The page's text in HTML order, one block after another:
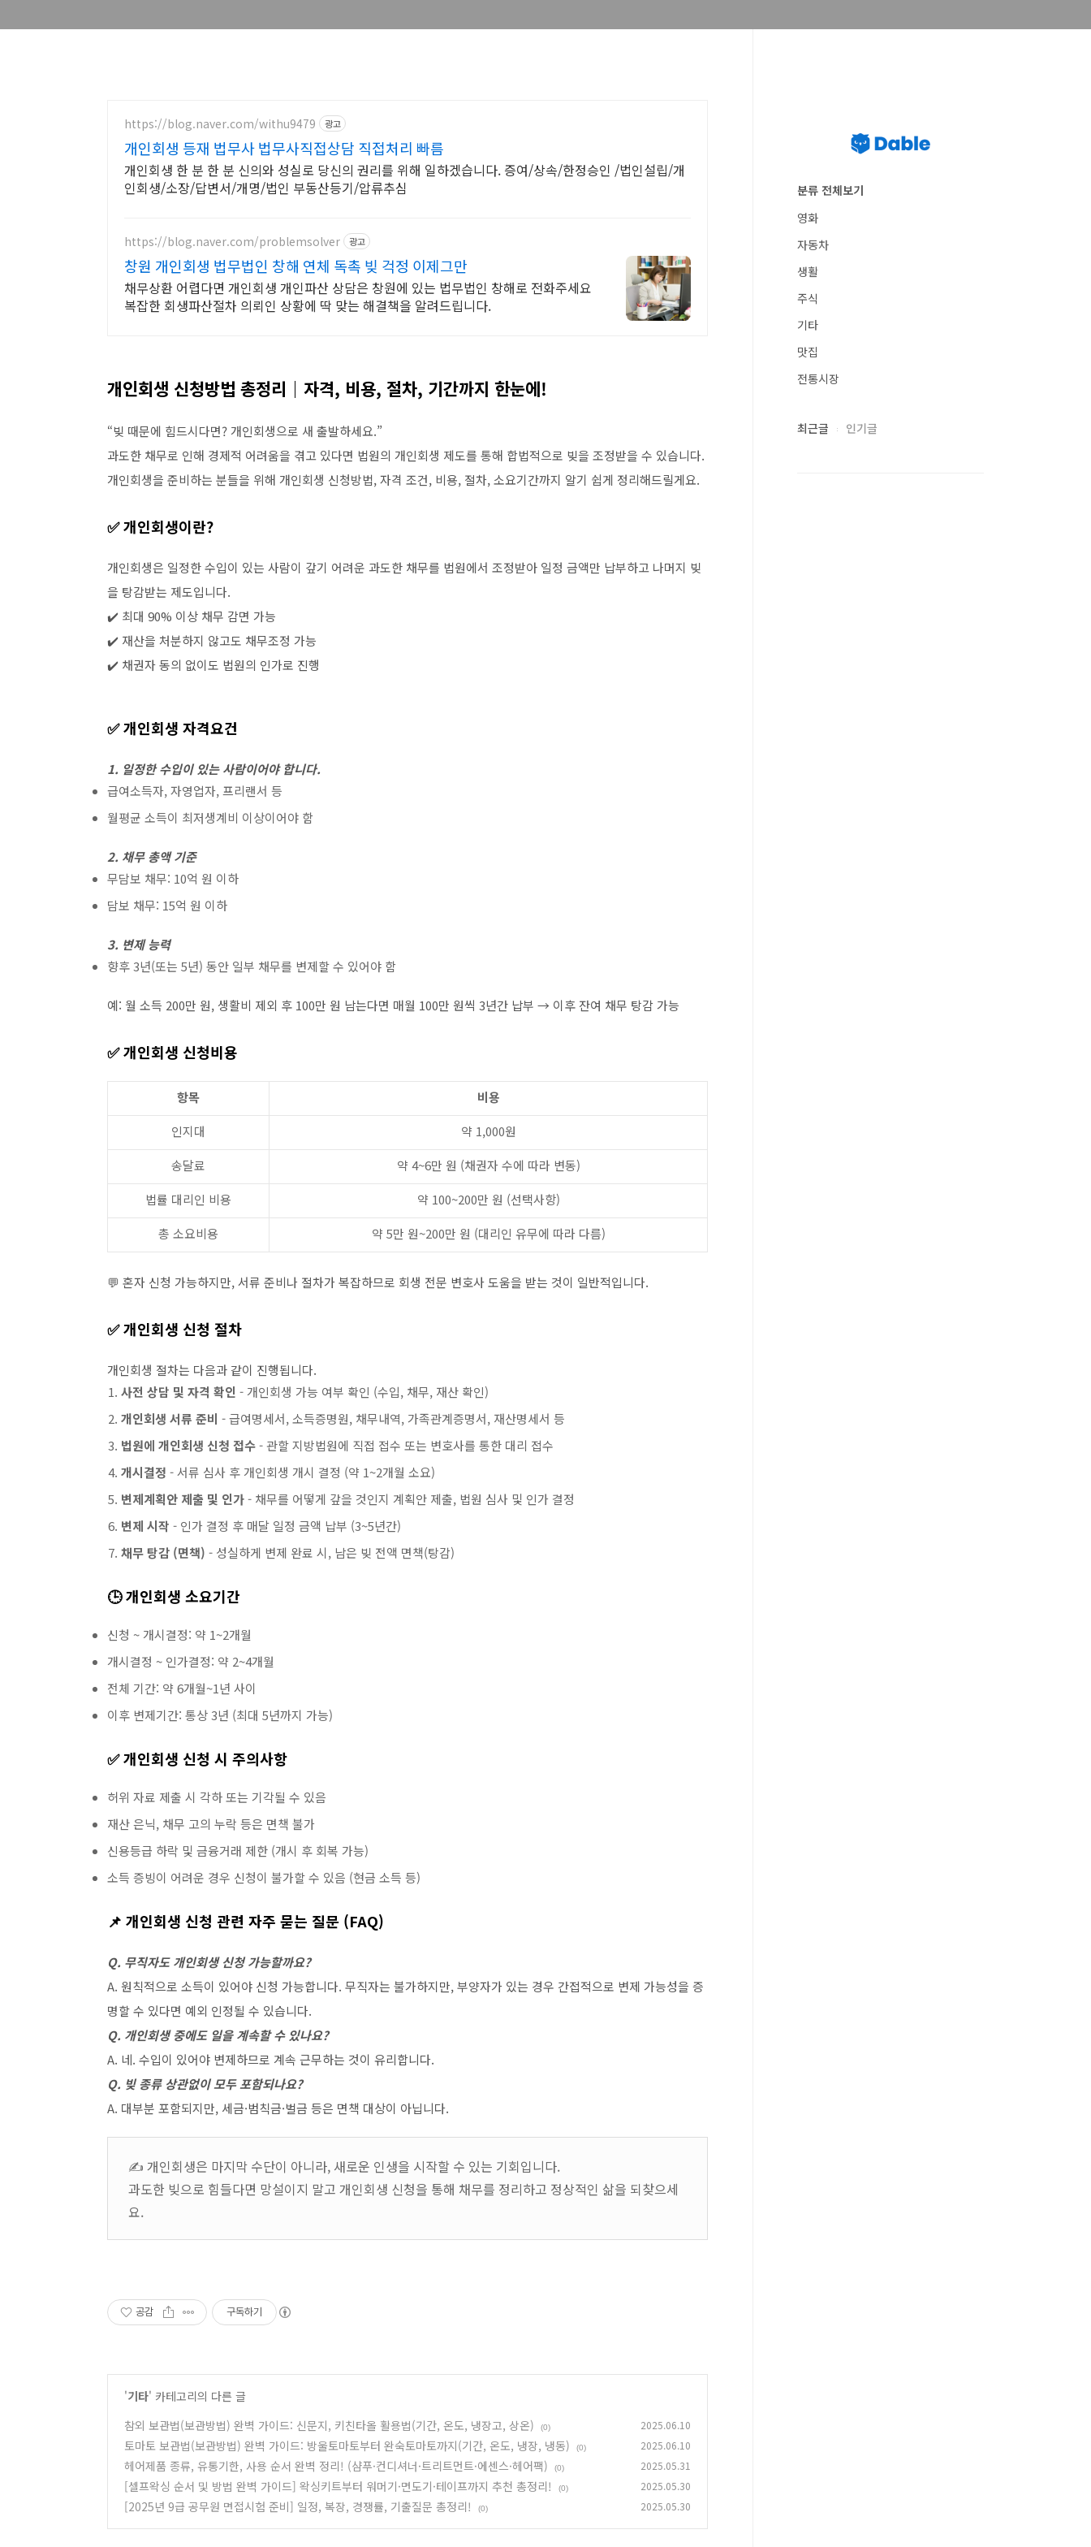
https://blog.naver.com/withu9479 광고
개인회생 등재 법무사 법무사직접상담 직접처리 빠름
개인회생 한 분 한 분 신의와 성실로 당신의 권리를 위해 일하겠습니다. 증여/상속/한정승인 /법인설립/개
인회생/소장/답변서/개명/법인 부동산등기/압류추심
https://blog.naver.com/problemsolver 광고
창원 개인회생 법무법인 창해 연체 독촉 빚 걱정 이제그만
채무상환 어렵다면 개인회생 개인파산 상담은 창원에 있는 법무법인 창해로 전화주세요
복잡한 회생파산절차 의뢰인 상황에 딱 맞는 해결책을 알려드립니다.
개인회생 신청방법 총정리｜자격, 비용, 절차, 기간까지 한눈에!
“빚 때문에 힘드시다면? 개인회생으로 새 출발하세요.”
과도한 채무로 인해 경제적 어려움을 겪고 있다면 법원의 개인회생 제도를 통해 합법적으로 빚을 조정받을 수 있습니다.
개인회생을 준비하는 분들을 위해 개인회생 신청방법, 자격 조건, 비용, 절차, 소요기간까지 알기 쉽게 정리해드릴게요.
✅ 개인회생이란?
개인회생은 일정한 수입이 있는 사람이 갚기 어려운 과도한 채무를 법원에서 조정받아 일정 금액만 납부하고 나머지 빚
을 탕감받는 제도입니다.
✔️ 최대 90% 이상 채무 감면 가능
✔️ 재산을 처분하지 않고도 채무조정 가능
✔️ 채권자 동의 없이도 법원의 인가로 진행
✅ 개인회생 자격요건
1. 일정한 수입이 있는 사람이어야 합니다.
급여소득자, 자영업자, 프리랜서 등
월평균 소득이 최저생계비 이상이어야 함
2. 채무 총액 기준
무담보 채무: 10억 원 이하
담보 채무: 15억 원 이하
3. 변제 능력
향후 3년(또는 5년) 동안 일부 채무를 변제할 수 있어야 함
예: 월 소득 200만 원, 생활비 제외 후 100만 원 남는다면 매월 100만 원씩 3년간 납부 → 이후 잔여 채무 탕감 가능
✅ 개인회생 신청비용
항목
비용
인지대
약 1,000원
송달료
약 4~6만 원 (채권자 수에 따라 변동)
법률 대리인 비용
약 100~200만 원 (선택사항)
총 소요비용
약 5만 원~200만 원 (대리인 유무에 따라 다름)
💬 혼자 신청 가능하지만, 서류 준비나 절차가 복잡하므로 회생 전문 변호사 도움을 받는 것이 일반적입니다.
✅ 개인회생 신청 절차
개인회생 절차는 다음과 같이 진행됩니다.
사전 상담 및 자격 확인 - 개인회생 가능 여부 확인 (수입, 채무, 재산 확인)
개인회생 서류 준비 - 급여명세서, 소득증명원, 채무내역, 가족관계증명서, 재산명세서 등
법원에 개인회생 신청 접수- 관할 지방법원에 직접 접수 또는 변호사를 통한 대리 접수
개시결정 - 서류 심사 후 개인회생 개시 결정 (약 1~2개월 소요)
변제계획안 제출 및 인가- 채무를 어떻게 갚을 것인지 계획안 제출, 법원 심사 및 인가 결정
변제 시작 - 인가 결정 후 매달 일정 금액 납부 (3~5년간)
채무 탕감 (면책) - 성실하게 변제 완료 시, 남은 빚 전액 면책(탕감)
🕒 개인회생 소요기간
신청 ~ 개시결정: 약 1~2개월
개시결정 ~ 인가결정: 약 2~4개월
전체 기간: 약 6개월~1년 사이
이후 변제기간: 통상 3년 (최대 5년까지 가능)
✅ 개인회생 신청 시 주의사항
허위 자료 제출 시 각하 또는 기각될 수 있음
재산 은닉, 채무 고의 누락 등은 면책 불가
신용등급 하락 및 금융거래 제한 (개시 후 회복 가능)
소득 증빙이 어려운 경우 신청이 불가할 수 있음 (현금 소득 등)
📌 개인회생 신청 관련 자주 묻는 질문 (FAQ)
Q. 무직자도 개인회생 신청 가능할까요?
A. 원칙적으로 소득이 있어야 신청 가능합니다. 무직자는 불가하지만, 부양자가 있는 경우 간접적으로 변제 가능성을 증
명할 수 있다면 예외 인정될 수 있습니다.
Q. 개인회생 중에도 일을 계속할 수 있나요?
A. 네. 수입이 있어야 변제하므로 계속 근무하는 것이 유리합니다.
Q. 빚 종류 상관없이 모두 포함되나요?
A. 대부분 포함되지만, 세금·범칙금·벌금 등은 면책 대상이 아닙니다.
✍️ 개인회생은 마지막 수단이 아니라, 새로운 인생을 시작할 수 있는 기회입니다.
과도한 빚으로 힘들다면 망설이지 말고 개인회생 신청을 통해 채무를 정리하고 정상적인 삶을 되찾으세
요.
공감 구독하기
'기타' 카테고리의 다른 글
참외 보관법(보관방법) 완벽 가이드: 신문지, 키친타올 활용법(기간, 온도, 냉장고, 상온)
(0) 2025.06.10
토마토 보관법(보관방법) 완벽 가이드: 방울토마토부터 완숙토마토까지(기간, 온도, 냉장, 냉동) (0) 2025.06.10
헤어제품 종류, 유통기한, 사용 순서 완벽 정리! (샴푸·컨디셔너·트리트먼트·에센스·헤어팩) (0) 2025.05.31
[셀프왁싱 순서 및 방법 완벽 가이드] 왁싱키트부터 워머기·면도기·테이프까지 추천 총정리! (0) 2025.05.30
[2025년 9급 공무원 면접시험 준비] 일정, 복장, 경쟁률, 기출질문 총정리! (0) 2025.05.30
분류 전체보기
영화
자동차
생활
주식
기타
맛집
전통시장
최근글 인기글